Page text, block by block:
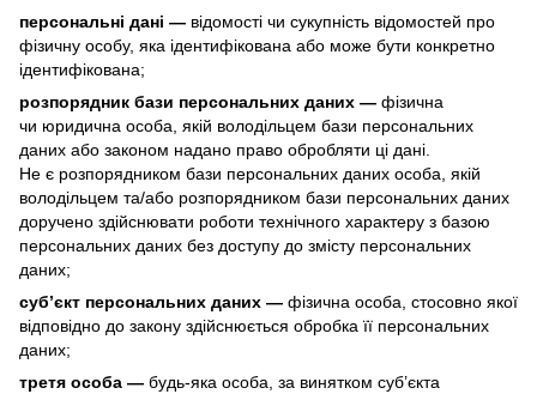
персональні дані — відомості чи сукупність відомостей про
фізичну особу, яка ідентифікована або може бути конкретно
ідентифікована;
розпорядник бази персональних даних — фізична
чи юридична особа, якій володільцем бази персональних
даних або законом надано право обробляти ці дані.
Не є розпорядником бази персональних даних особа, якій
володільцем та/або розпорядником бази персональних даних
доручено здійснювати роботи технічного характеру з базою
персональних даних без доступу до змісту персональних
даних;
суб’єкт персональних даних — фізична особа, стосовно якої
відповідно до закону здійснюється обробка її персональних
даних;
третя особа — будь-яка особа, за винятком суб’єкта